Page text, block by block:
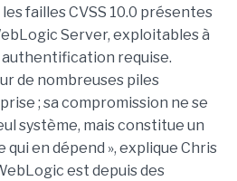
failles CVSS 10.0 présentes
Server, exploitables à
authentification requise.
de nombreuses piles
; sa compromission ne se
système, mais constitue un
qui en dépend », explique Chris
est depuis des